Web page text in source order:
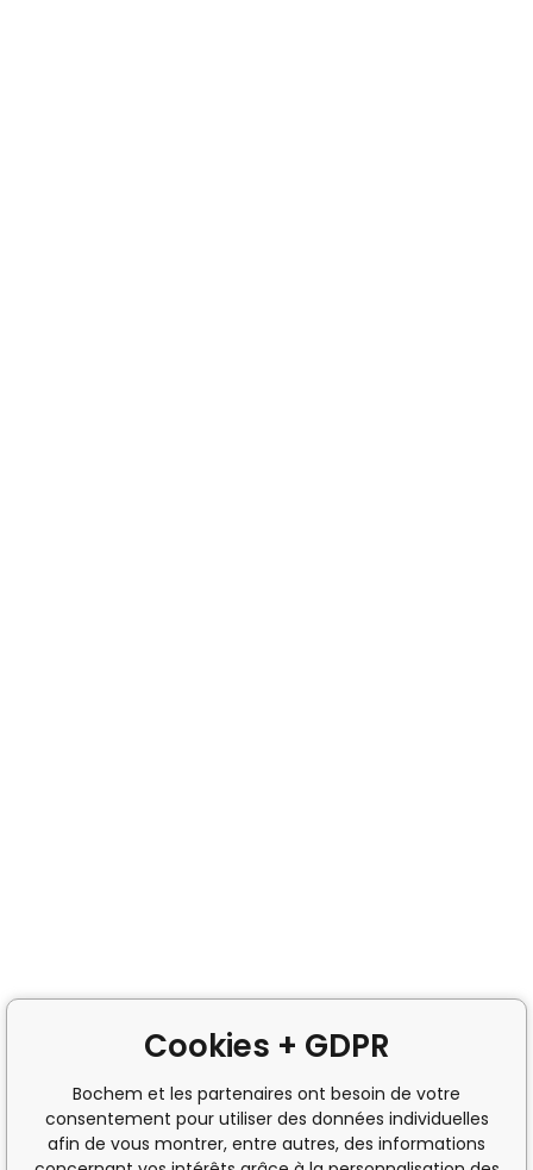
Cookies + GDPR
Bochem et les partenaires ont besoin de votre
consentement pour utiliser des données individuelles
afin de vous montrer, entre autres, des informations